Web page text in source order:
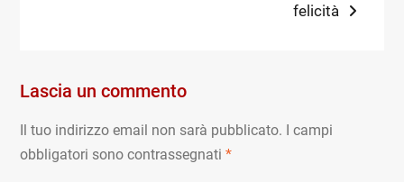
felicità
Lascia un commento
Il tuo indirizzo email non sarà pubblicato. I campi
obbligatori sono contrassegnati *